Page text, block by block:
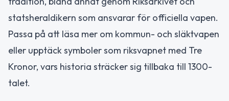
statsheraldikern som ansvarar för officiella vapen.
Passa på att läsa mer om kommun- och släktvapen
eller upptäck symboler som riksvapnet med Tre
Kronor, vars historia sträcker sig tillbaka till 1300-
talet.